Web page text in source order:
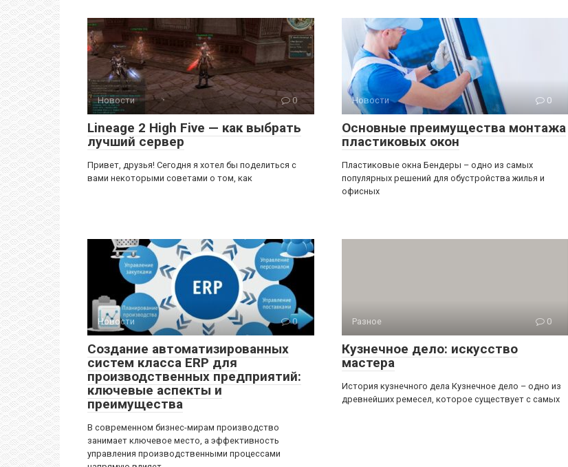
Новости 0
Lineage 2 High Five — как выбрать
лучший сервер
Привет, друзья! Сегодня я хотел бы поделиться с
вами некоторыми советами о том, как
Новости 0
Основные преимущества монтажа
пластиковых окон
Пластиковые окна Бендеры – одно из самых
популярных решений для обустройства жилья и
офисных
Новости 0
Создание автоматизированных
систем класса ERP для
производственных предприятий:
ключевые аспекты и
преимущества
В современном бизнес-мирам производство
занимает ключевое место, а эффективность
управления производственными процессами
Разное 0
Кузнечное дело: искусство
мастера
История кузнечного дела Кузнечное дело – одно из
древнейших ремесел, которое существует с самых